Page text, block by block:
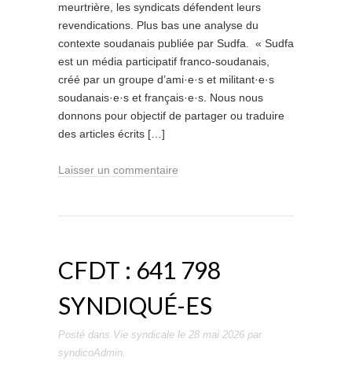
meurtrière, les syndicats défendent leurs
revendications. Plus bas une analyse du
contexte soudanais publiée par Sudfa. « Sudfa
est un média participatif franco-soudanais,
créé par un groupe d’ami·e·s et militant·e·s
soudanais·e·s et français·e·s. Nous nous
donnons pour objectif de partager ou traduire
des articles écrits […]
Laisser un commentaire
CFDT : 641 798
SYNDIQUÉ-ES
Posté dans Vie syndicale le 28 mai 2026 par
syndicoAdmin.